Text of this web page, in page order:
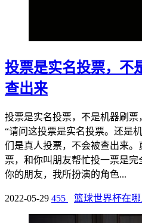
投票是实名投票，不
查出来
投票是实名投票，不是机器刷
“请问这投票是实名投票。还是
们是真人投票，不会被查出来
票，和你叫朋友帮忙投一票是
你的朋友，我所扮演的角色...
2022-05-29 455 篮球世界杯在